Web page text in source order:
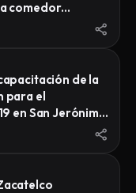
comedor
de la
para el
en San Jerónimo